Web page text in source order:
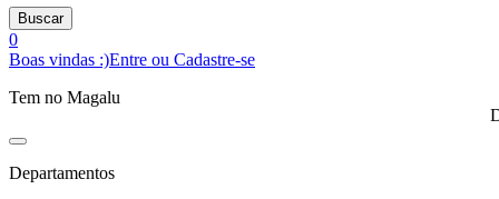
Buscar
0
Boas vindas :)Entre ou Cadastre-se
Tem no Magalu
Departamentos